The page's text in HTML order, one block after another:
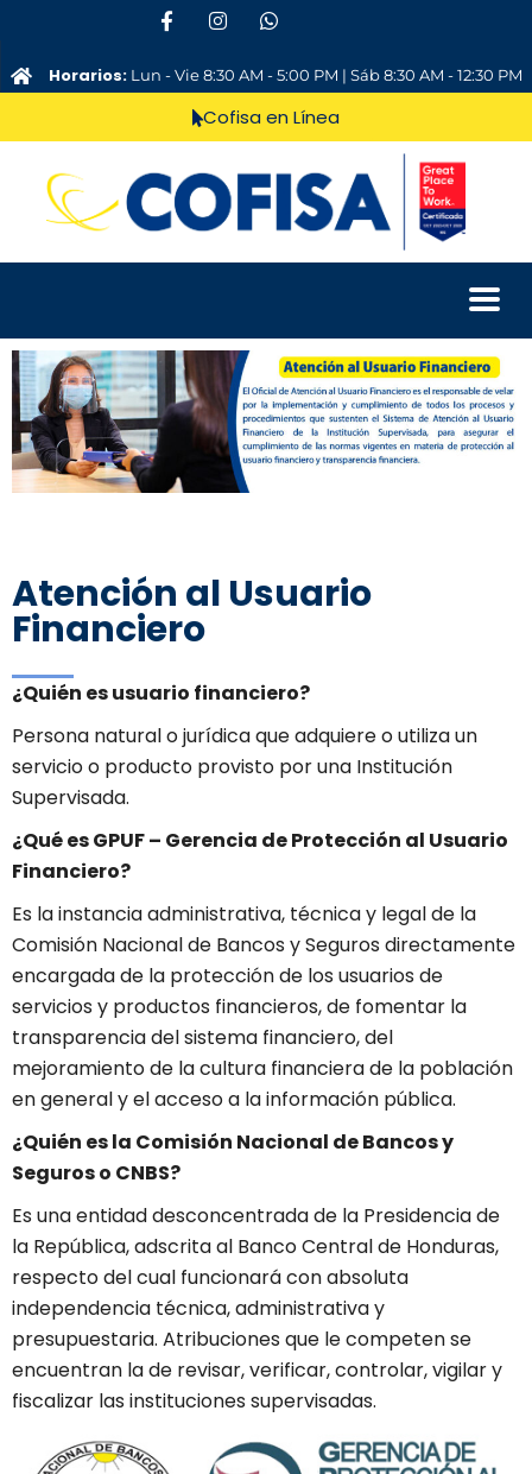
Horarios: Lun - Vie 8:30 AM - 5:00 PM | Sáb 8:30 AM - 12:30 PM
Cofisa en Línea
Atención al Usuario
Financiero
¿Quién es usuario financiero?
Persona natural o jurídica que adquiere o utiliza un
servicio o producto provisto por una Institución
Supervisada.
¿Qué es GPUF – Gerencia de Protección al Usuario
Financiero?
Es la instancia administrativa, técnica y legal de la
Comisión Nacional de Bancos y Seguros directamente
encargada de la protección de los usuarios de
servicios y productos financieros, de fomentar la
transparencia del sistema financiero, del
mejoramiento de la cultura financiera de la población
en general y el acceso a la información pública.
¿Quién es la Comisión Nacional de Bancos y
Seguros o CNBS?
Es una entidad desconcentrada de la Presidencia de
la República, adscrita al Banco Central de Honduras,
respecto del cual funcionará con absoluta
independencia técnica, administrativa y
presupuestaria. Atribuciones que le competen se
encuentran la de revisar, verificar, controlar, vigilar y
fiscalizar las instituciones supervisadas.